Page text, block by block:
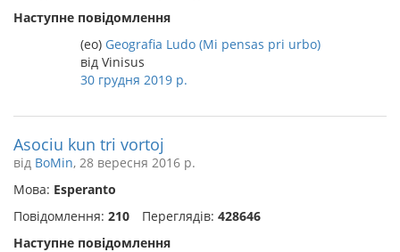
Наступне повідомлення
(eo) Geografia Ludo (Mi pensas pri urbo)
від Vinisus
30 грудня 2019 р.
Asociu kun tri vortoj
від BoMin, 28 вересня 2016 р.
Мова: Esperanto
Повідомлення: 210 Переглядів: 428646
Наступне повідомлення